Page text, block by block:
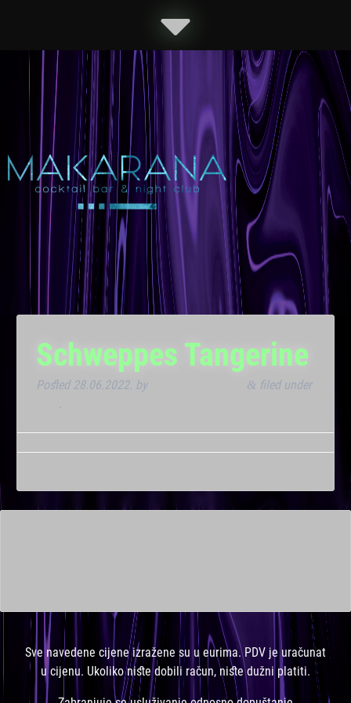
Schweppes Tangerine
Posted 28.06.2022. by & filed under
.
Sve navedene cijene izražene su u eurima. PDV je uračunat
u cijenu. Ukoliko niste dobili račun, niste dužni platiti.